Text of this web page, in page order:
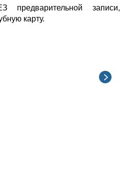
предварительной записи,
карту.